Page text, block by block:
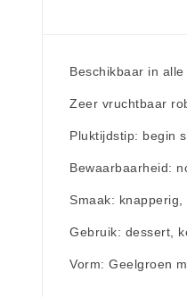
Beschikbaar in
Zeer vruchtbaar
Pluktijdstip: begin
Bewaarbaarheid:
Smaak:
Gebruik: dessert,
Vorm: Geelgroen